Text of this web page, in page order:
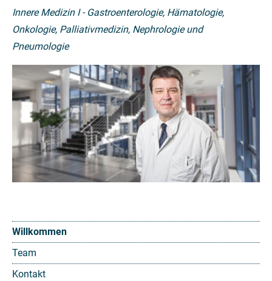
Willkommen
Team
Kontakt
Innere Medizin I - Gastroenterologie, Hämatologie,
Onkologie, Palliativmedizin, Nephrologie und
Pneumologie